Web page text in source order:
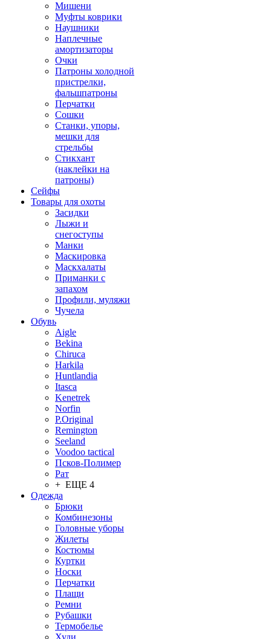
Мишени
Муфты коврики
Наушники
Наплечные
амортизаторы
Очки
Патроны холодной
пристрелки,
фальшпатроны
Перчатки
Сошки
Станки, упоры,
мешки для
стрельбы
Стикхант
(наклейки на
патроны)
Сейфы
Товары для охоты
Засидки
Лыжи и
снегоступы
Манки
Маскировка
Маскхалаты
Приманки с
запахом
Профили, муляжи
Чучела
Обувь
Aigle
Bekina
Chiruсa
Harkila
Huntlandia
Itasca
Kenetrek
Norfin
P.Original
Remington
Seeland
Voodoo tactical
Псков-Полимер
Рат
+ ЕЩЕ 4
Одежда
Брюки
Комбинезоны
Головные уборы
Жилеты
Костюмы
Куртки
Носки
Перчатки
Плащи
Ремни
Рубашки
Термобелье
Худи